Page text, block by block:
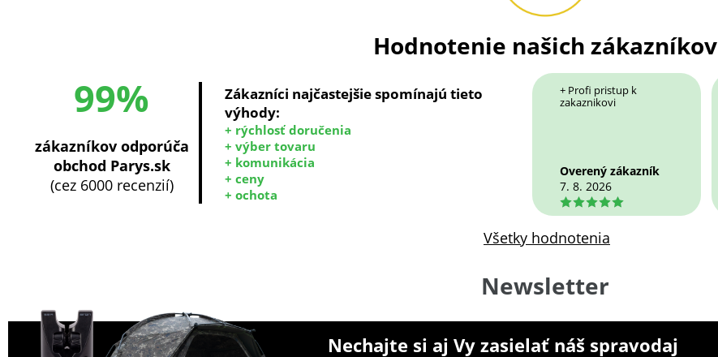
Hodnotenie našich zákazníkov
99%
zákazníkov odporúča
obchod Parys.sk
(cez 6000 recenzií)
Zákazníci najčastejšie spomínajú tieto
výhody:
+ rýchlosť doručenia
+ výber tovaru
+ komunikácia
+ ceny
+ ochota
+ Profi pristup k
zakaznikovi
Overený zákazník
7. 8. 2026
5
Všetky hodnotenia
Newsletter
Nechajte si aj Vy zasielať náš spravodaj